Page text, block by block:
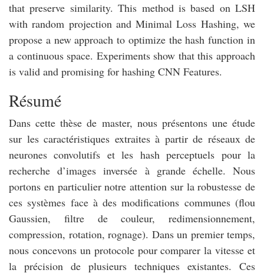
that preserve similarity. This method is based on LSH
with random projection and Minimal Loss Hashing, we
propose a new approach to optimize the hash function in
a continuous space. Experiments show that this approach
is valid and promising for hashing CNN Features.
Résumé
Dans cette thèse de master, nous présentons une étude
sur les caractéristiques extraites à partir de réseaux de
neurones convolutifs et les hash perceptuels pour la
recherche d’images inversée à grande échelle. Nous
portons en particulier notre attention sur la robustesse de
ces systèmes face à des modifications communes (flou
Gaussien, filtre de couleur, redimensionnement,
compression, rotation, rognage). Dans un premier temps,
nous concevons un protocole pour comparer la vitesse et
la précision de plusieurs techniques existantes. Ces